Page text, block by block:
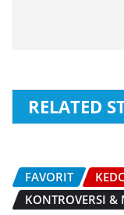
RELATED
FAVORIT
KONTROVERSI &